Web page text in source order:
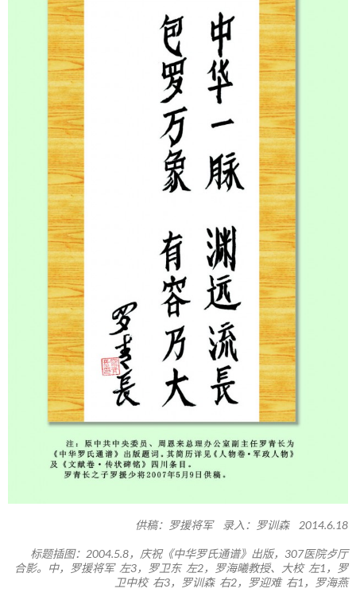
供稿：罗援将军 录入：罗训森 2014.6.18
标题插图：2004.5.8，庆祝《中华罗氏通谱》出版，307医院歺厅
合影。中，罗援将军 左3，罗卫东 左2，罗海曦教授、大校 左1，罗
卫中校 右3，罗训森 右2，罗迎难 右1，罗海燕